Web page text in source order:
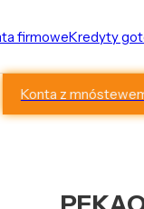
firmoweKredyty
Konta z